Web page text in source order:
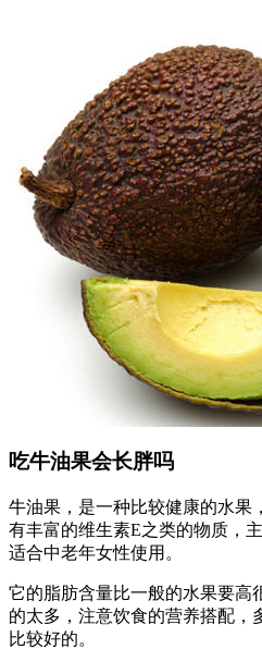
吃牛油果会长胖吗
牛油果，是一种比较健康的水果
有丰富的维生素E之类的物质，
适合中老年女性使用。
它的脂肪含量比一般的水果要高
的太多，注意饮食的营养搭配，
比较好的。